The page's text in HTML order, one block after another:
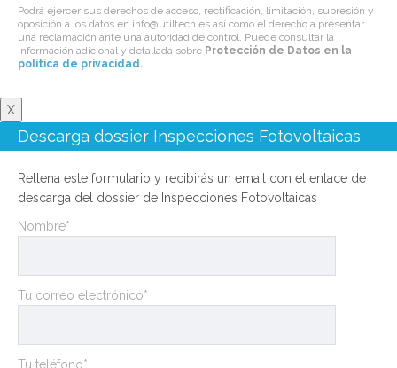
Podrá ejercer sus derechos de acceso, rectificación, limitación, supresión y
oposición a los datos en info@utiltech.es así como el derecho a presentar
una reclamación ante una autoridad de control. Puede consultar la
información adicional y detallada sobre Protección de Datos en la
politica de privacidad.
X
Descarga dossier Inspecciones Fotovoltaicas
Rellena este formulario y recibirás un email con el enlace de
descarga del dossier de Inspecciones Fotovoltaicas
Nombre*
Tu correo electrónico*
Tu teléfono*